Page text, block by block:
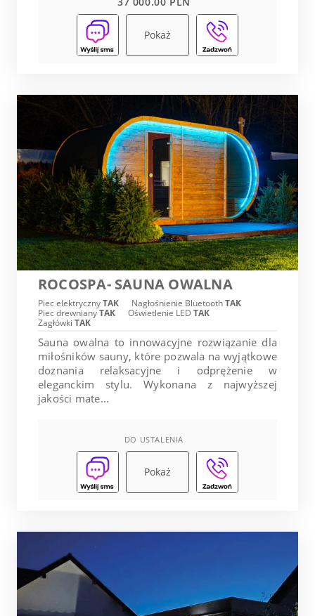
Pokaż
ROCOSPA- SAUNA OWALNA
Piec elektrycznyTAK Nagłośnienie BluetoothTAK
Piec drewnianyTAK Oświetlenie LED TAK
Zagłówki TAK
Sauna owalna to innowacyjne rozwiązanie dla
miłośników sauny, które pozwala na wyjątkowe
doznania relaksacyjne i odprężenie w
eleganckim stylu. Wykonana z najwyższej
jakości mate...
DO USTALENIA
Pokaż